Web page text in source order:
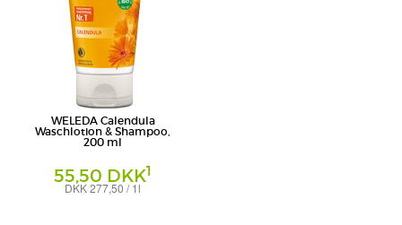
WELEDA Calendula
Waschlotion & Shampoo,
200 ml
55,50 DKK1
DKK 277,50 / 1l